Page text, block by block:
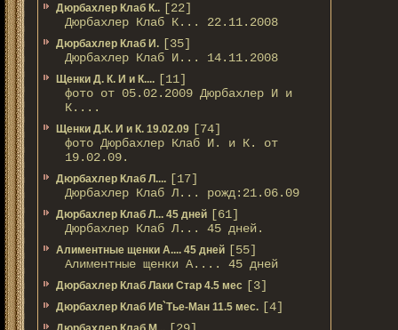
Дюрбахлер Клаб К.. [22]
Дюрбахлер Клаб К... 22.11.2008
Дюрбахлер Клаб И. [35]
Дюрбахлер Клаб И... 14.11.2008
Щенки Д. К. И и К.... [11]
фото от 05.02.2009 Дюрбахлер И и
К....
Щенки Д.К. И и К. 19.02.09 [74]
фото Дюрбахлер Клаб И. и К. от
19.02.09.
Дюрбахлер Клаб Л.... [17]
Дюрбахлер Клаб Л... рожд:21.06.09
Дюрбахлер Клаб Л... 45 дней [61]
Дюрбахлер Клаб Л... 45 дней.
Алиментные щенки А.... 45 дней [55]
Алиментные щенки А.... 45 дней
Дюрбахлер Клаб Лаки Стар 4.5 мес [3]
Дюрбахлер Клаб Ив`Тье-Ман 11.5 мес. [4]